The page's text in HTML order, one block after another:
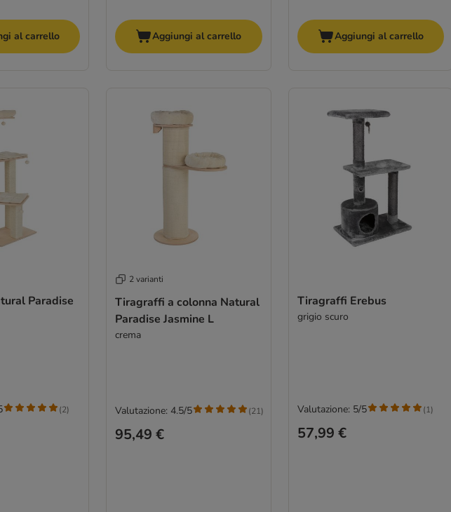
al carrello Aggiungi al carrello Aggiungi al carrello
Paradise
(2)
2 varianti
Tiragraffi a colonna Natural
Paradise Jasmine L
crema
95,49 €
Valutazione: 4.5/5 (21)
Tiragraffi Erebus
grigio scuro
57,99 €
Valutazione: 5/5 (1)